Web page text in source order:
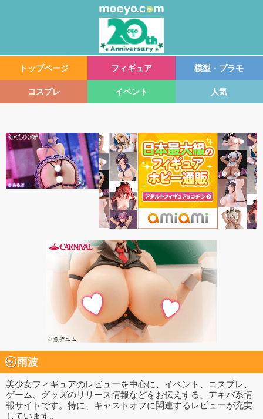
トップページ フィギュア 模型・プラモ
コスプレ イベント 人気
雨波
美少女フィギュアのレビューを中心に、イベント、コスプレ、
ゲーム、グッズのリリース情報などをお伝えする、アキバ系情
報サイトです。特に、キャストオフに関連するレビューが充実
しています。